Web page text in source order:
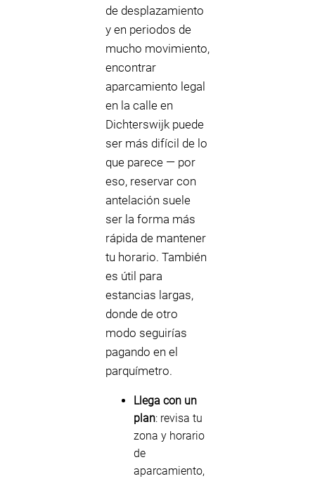
de desplazamiento
y en periodos de
mucho movimiento,
encontrar
aparcamiento legal
en la calle en
Dichterswijk puede
ser más difícil de lo
que parece — por
eso, reservar con
antelación suele
ser la forma más
rápida de mantener
tu horario. También
es útil para
estancias largas,
donde de otro
modo seguirías
pagando en el
parquímetro.
Llega con un
plan: revisa tu
zona y horario
de
aparcamiento,